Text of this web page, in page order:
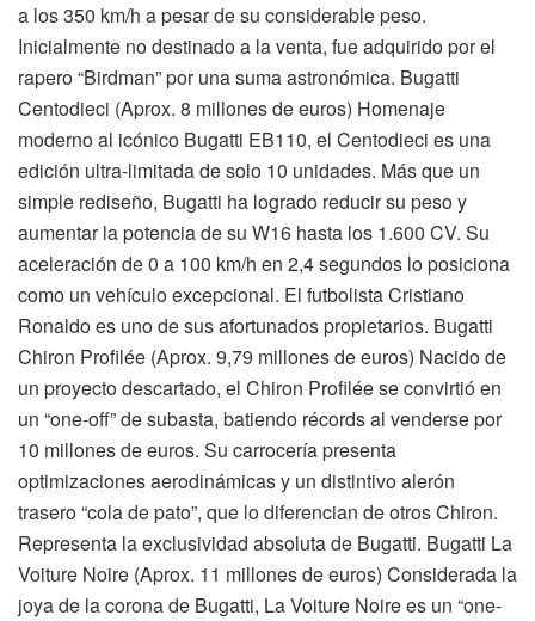
a los 350 km/h a pesar de su considerable peso.
Inicialmente no destinado a la venta, fue adquirido por el
rapero “Birdman” por una suma astronómica. Bugatti
Centodieci (Aprox. 8 millones de euros) Homenaje
moderno al icónico Bugatti EB110, el Centodieci es una
edición ultra-limitada de solo 10 unidades. Más que un
simple rediseño, Bugatti ha logrado reducir su peso y
aumentar la potencia de su W16 hasta los 1.600 CV. Su
aceleración de 0 a 100 km/h en 2,4 segundos lo posiciona
como un vehículo excepcional. El futbolista Cristiano
Ronaldo es uno de sus afortunados propietarios. Bugatti
Chiron Profilée (Aprox. 9,79 millones de euros) Nacido de
un proyecto descartado, el Chiron Profilée se convirtió en
un “one-off” de subasta, batiendo récords al venderse por
10 millones de euros. Su carrocería presenta
optimizaciones aerodinámicas y un distintivo alerón
trasero “cola de pato”, que lo diferencian de otros Chiron.
Representa la exclusividad absoluta de Bugatti. Bugatti La
Voiture Noire (Aprox. 11 millones de euros) Considerada la
joya de la corona de Bugatti, La Voiture Noire es un “one-